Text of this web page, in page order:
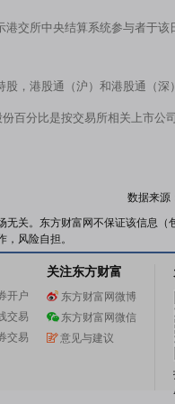
交所中央结算系统参与者于
，港股通（沪）和港股通（深
百分比是按交易所相关上市
数据来源
关。东方财富网不保证该信息
风险自担。
开户
交易
交易
关注东方财富
东方财富网微博
东方财富网微信
意见与建议